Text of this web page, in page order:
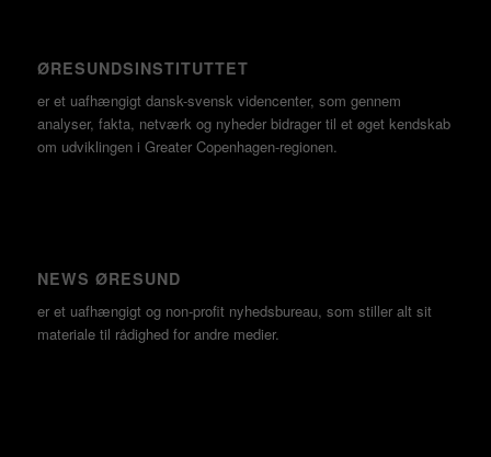
ØRESUNDSINSTITUTTET
er et uafhængigt dansk-svensk videncenter, som gennem
analyser, fakta, netværk og nyheder bidrager til et øget kendskab
om udviklingen i Greater Copenhagen-regionen.
NEWS ØRESUND
er et uafhængigt og non-profit nyhedsbureau, som stiller alt sit
materiale til rådighed for andre medier.